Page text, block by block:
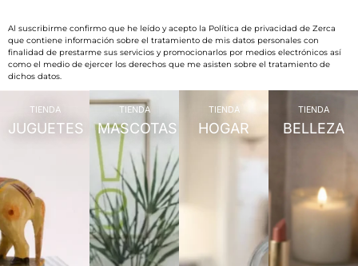
Al suscribirme confirmo que he leído y acepto la Política de privacidad de Zerca
que contiene información sobre el tratamiento de mis datos personales con
finalidad de prestarme sus servicios y promocionarlos por medios electrónicos así
como el medio de ejercer los derechos que me asisten sobre el tratamiento de
dichos datos.
TIENDA
JUGUETES
TIENDA
MASCOTAS
TIENDA
HOGAR
TIENDA
BELLEZA